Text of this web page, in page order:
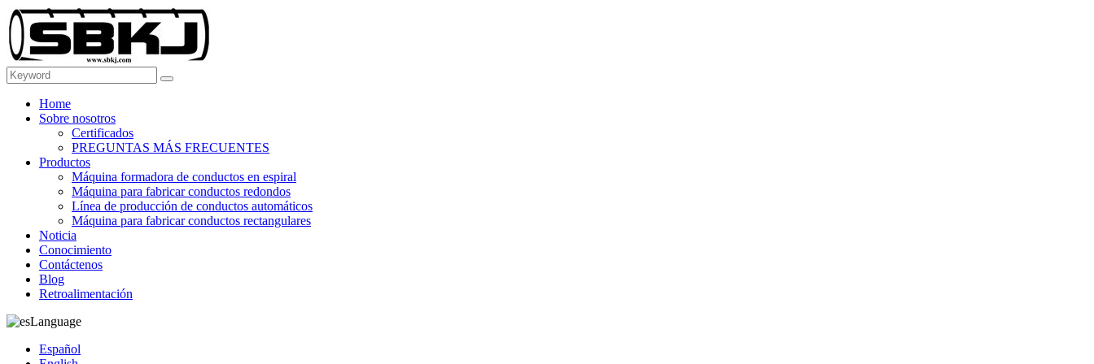
Home
Sobre nosotros
Certificados
PREGUNTAS MÁS FRECUENTES
Productos
Máquina formadora de conductos en espiral
Máquina para fabricar conductos redondos
Línea de producción de conductos automáticos
Máquina para fabricar conductos rectangulares
Noticia
Conocimiento
Contáctenos
Blog
Retroalimentación
Language
Español